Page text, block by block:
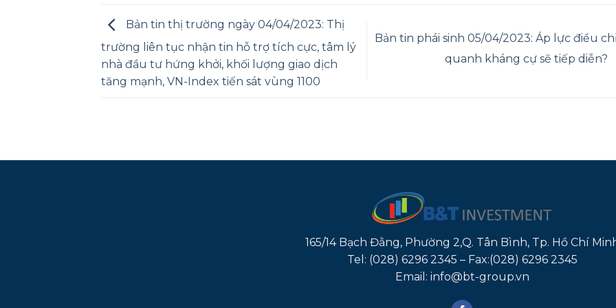
Bản tin thị trường ngày 04/04/2023: Thị
trường liên tục nhận tin hỗ trợ tích cực, tâm lý
nhà đầu tư hứng khởi, khối lượng giao dịch
tăng mạnh, VN-Index tiến sát vùng 1100
Bản tin phái sinh 05/04/2023: Áp lực điều
quanh kháng cự sẽ tiếp diễn?
165/14 Bạch Đằng, Phường 2,Q. Tân Bình, Tp. Hồ Chí
Tel: (028) 6296 2345 – Fax:(028) 6296 2345
Email: info@bt-group.vn